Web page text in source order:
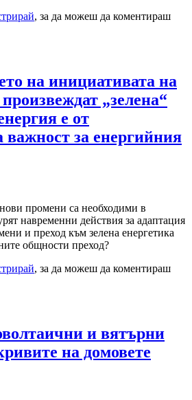
, за да можеш да коментираш
на инициативата на
„зелена“
е от
важност за енергийния
промени са необходими в
навременни действия за адаптация
и преход към зелена енергетика
общности преход?
, за да можеш да коментираш
и вятърни
на домовете